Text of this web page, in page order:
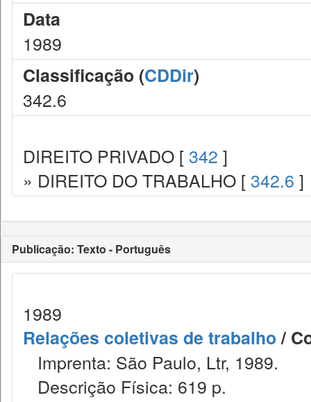
Data
1989
Classificação (CDDir)
342.6
DIREITO PRIVADO [ 342 ]
» DIREITO DO TRABALHO [ 342.6 ]
Publicação: Texto - Português
1989
Relações coletivas de trabalho/
Imprenta: São Paulo, Ltr, 1989.
Descrição Física: 619 p.